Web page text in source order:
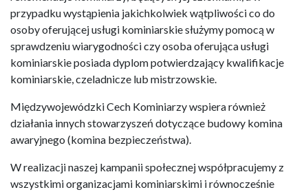
przypadku wystąpienia jakichkolwiek wątpliwości co do
osoby oferującej usługi kominiarskie służymy pomocą w
sprawdzeniu wiarygodności czy osoba oferująca usługi
kominiarskie posiada dyplom potwierdzający kwalifikacje
kominiarskie, czeladnicze lub mistrzowskie.
Międzywojewódzki Cech Kominiarzy wspiera również
działania innych stowarzyszeń dotyczące budowy komina
awaryjnego (komina bezpieczeństwa).
W realizacji naszej kampanii społecznej współpracujemy z
wszystkimi organizacjami kominiarskimi i równocześnie